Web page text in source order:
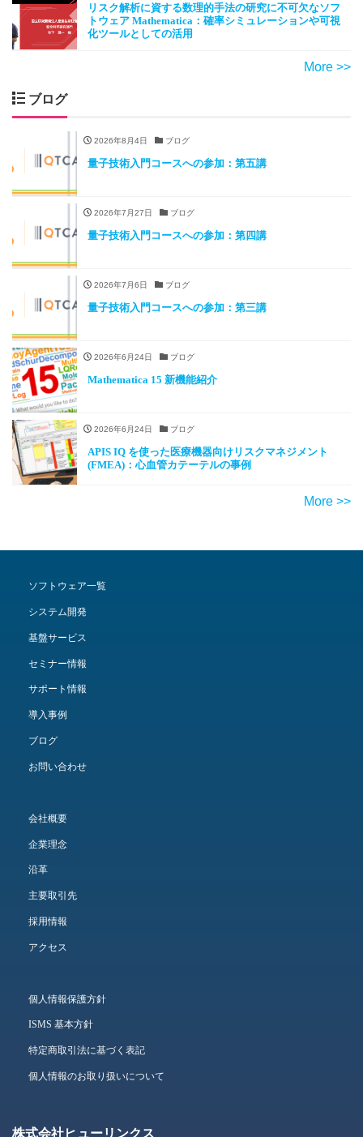
リスク解析に資する数理的手法の研究に不可欠なソフ
トウェア Mathematica：確率シミュレーションや可視
化ツールとしての活用
More >>
ブログ
2026年8月4日 ブログ
量子技術入門コースへの参加：第五講
2026年7月27日 ブログ
量子技術入門コースへの参加：第四講
2026年7月6日 ブログ
量子技術入門コースへの参加：第三講
2026年6月24日 ブログ
Mathematica 15 新機能紹介
2026年6月24日 ブログ
APIS IQ を使った医療機器向けリスクマネジメント
(FMEA)：心血管カテーテルの事例
More >>
ソフトウェア一覧
システム開発
基盤サービス
セミナー情報
サポート情報
導入事例
ブログ
お問い合わせ
会社概要
企業理念
沿革
主要取引先
採用情報
アクセス
個人情報保護方針
ISMS 基本方針
特定商取引法に基づく表記
個人情報のお取り扱いについて
株式会社ヒューリンクス